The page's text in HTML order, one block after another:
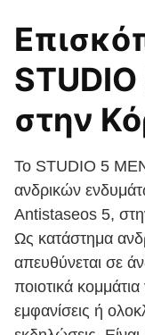
στην
Το STUDIO 5
ανδρικών
Antistaseos 5,
Ως κατάστημα
απευθύνεται σε
ποιοτικά
εμφανίσεις ή